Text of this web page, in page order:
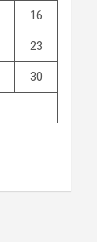
16
23
30